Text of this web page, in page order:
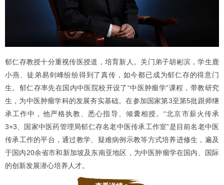
郁仁存教授十分重视传医授道，培育新人。关门弟子胡彬滨，学生鹿
小燕、徒弟易剑峰纷纷得到了真传，如今都已成为郁仁存的得意门
生。郁仁存率先在国内中医院校开设了“中医肿瘤学”课程，带教研究
生，为中医肿瘤学科的发展夯实基础。在参加国家第3至第5批跟师继
承工作中，他严格执教、悉心指导、倾囊相授。“北京市薪火传承
3+3、国家中医药管理局郁仁存名老中医传承工作室”是目前名老中医
传承工作的平台，通过教学、疑难病例示教等方式培养进修生，遍及
于国内20余省市和新加坡及东南亚地区，为中医肿瘤学在国内、国际
的创新发展潜心培养人才。